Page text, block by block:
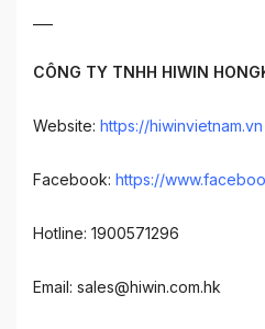
CÔNG TY TNHH HIWIN
Website: https://hiwinvietnam.vn
Facebook: https://
Hotline: 1900571296
Email: sales@hiwin.com.hk